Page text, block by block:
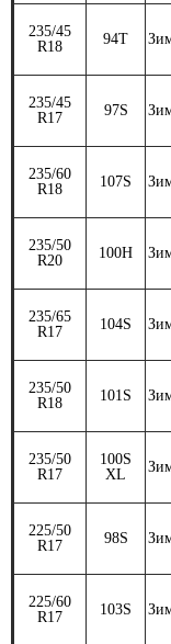
235/45
R18
94T
235/45
R17
97S
235/60
R18
107S
235/50
R20
100H
235/65
R17
104S
235/50
R18
101S
235/50
R17
100S
XL
225/50
R17
98S
225/60
R17
103S